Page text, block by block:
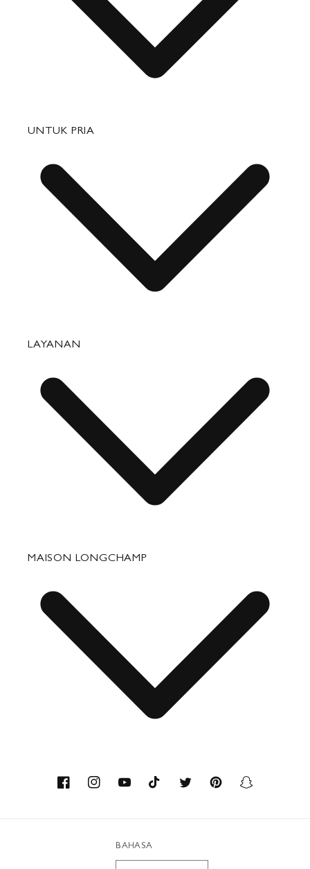
Perjalanan
Aksesori
UNTUK PRIA
Perjalanan
Aksesori
LAYANAN
Bagian Hubungan Media Kontak
Hubungi
MAISON LONGCHAMP
KeahlianFacebookInstagramYouTubeTikTokTwitter PinterestSnapchat
BAHASA